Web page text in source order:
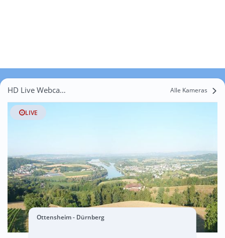
HD Live Webcams Schlagberg Alle Kameras
LIVE
Ottensheim - Dürnberg